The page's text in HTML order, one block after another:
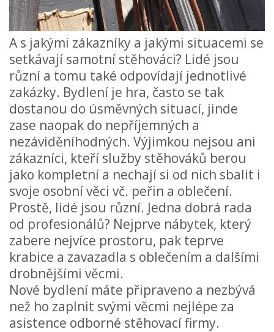
A s jakými zákazníky a jakými situacemi se
setkávají samotní stěhováci? Lidé jsou
různí a tomu také odpovídají jednotlivé
zakázky. Bydlení je hra, často se tak
dostanou do úsměvných situací, jinde
zase naopak do nepříjemných a
nezáviděníhodných. Výjimkou nejsou ani
zákazníci, kteří služby stěhováků berou
jako kompletní a nechají si od nich sbalit i
svoje osobní věci vč. peřin a oblečení.
Prostě, lidé jsou různí. Jedna dobrá rada
od profesionálů? Nejprve nábytek, který
zabere nejvíce prostoru, pak teprve
krabice a zavazadla s oblečením a dalšími
drobnějšími věcmi.
Nové bydlení máte připraveno a nezbývá
než ho zaplnit svými věcmi nejlépe za
asistence odborné stěhovací firmy.